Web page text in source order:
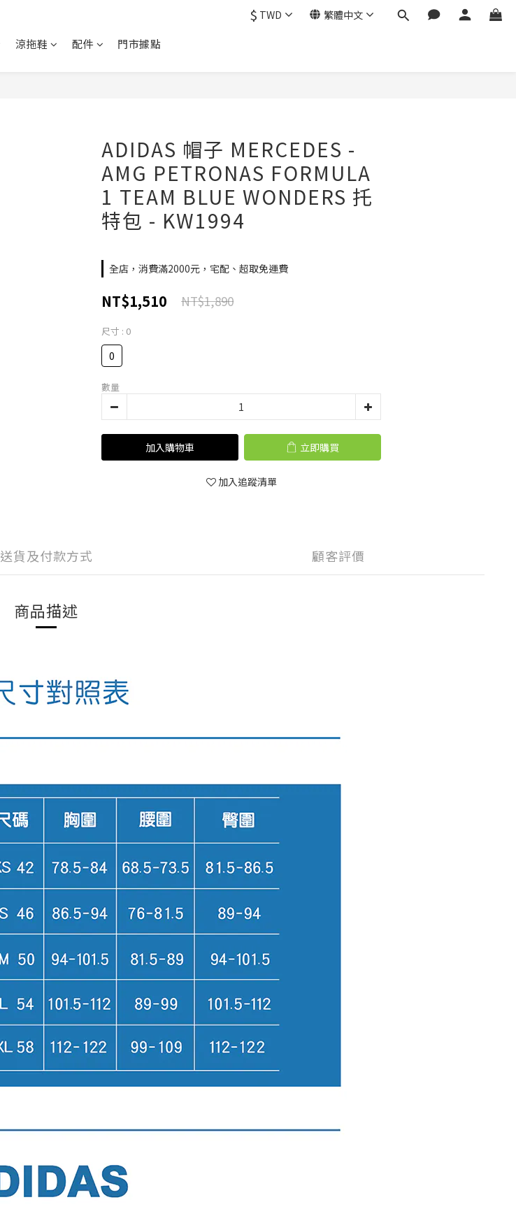
$ TWD 繁體中文
涼拖鞋 配件 門市據點
ADIDAS 帽子 MERCEDES -
AMG PETRONAS FORMULA
1 TEAM BLUE WONDERS 托
特包 - KW1994
全店，消費滿2000元，宅配、超取免運費
NT$1,510 NT$1,890
尺寸 : 0
0
數量
加入購物車 立即購買
加入追蹤清單
送貨及付款方式 顧客評價
商品描述